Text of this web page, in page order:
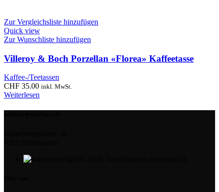
Zur Vergleichsliste hinzufügen
Quick view
Zur Wunschliste hinzufügen
Villeroy & Boch Porzellan «Florea» Kaffeetasse
Kaffee-/Teetassen
CHF 35.00 inkl. MwSt.
Weiterlesen